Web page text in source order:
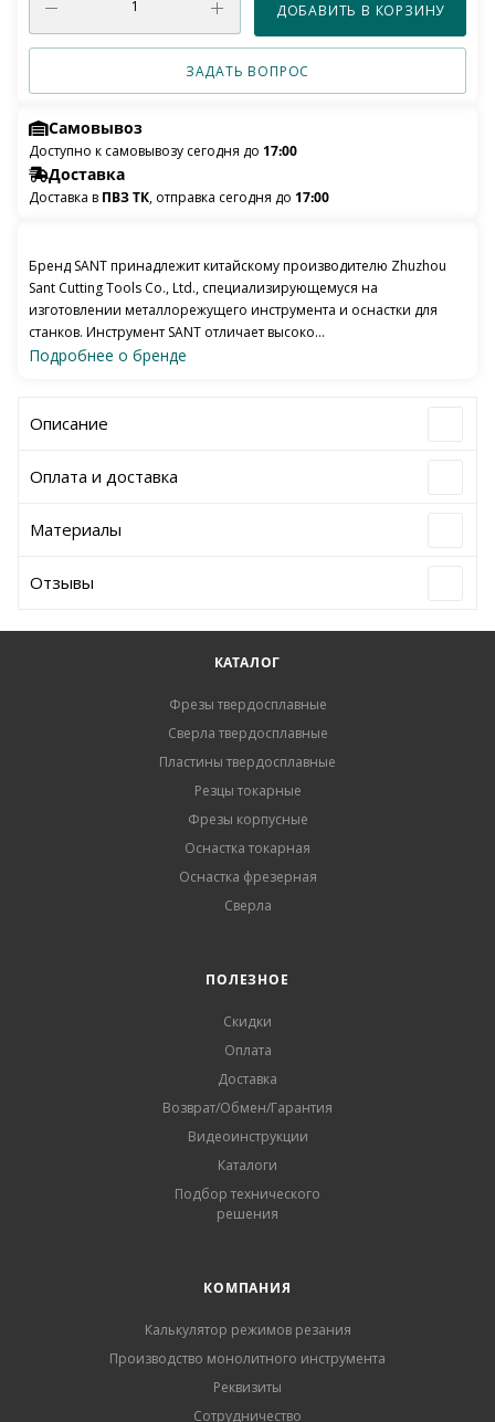
ДОБАВИТЬ В КОРЗИНУ
ЗАДАТЬ ВОПРОС
Самовывоз
Доступно к самовывозу сегодня до 17:00
Доставка
Доставка в ПВЗ ТК, отправка сегодня до 17:00
Бренд SANT принадлежит китайскому производителю Zhuzhou
Sant Cutting Tools Co., Ltd., специализирующемуся на
изготовлении металлорежущего инструмента и оснастки для
станков. Инструмент SANT отличает высоко...
Подробнее о бренде
Описание
Оплата и доставка
Материалы
Отзывы
КАТАЛОГ
Фрезы твердосплавные
Сверла твердосплавные
Пластины твердосплавные
Резцы токарные
Фрезы корпусные
Оснастка токарная
Оснастка фрезерная
Сверла
ПОЛЕЗНОЕ
Скидки
Оплата
Доставка
Возврат/Обмен/Гарантия
Видеоинструкции
Каталоги
Подбор технического
решения
КОМПАНИЯ
Калькулятор режимов резания
Производство монолитного инструмента
Реквизиты
Сотрудничество